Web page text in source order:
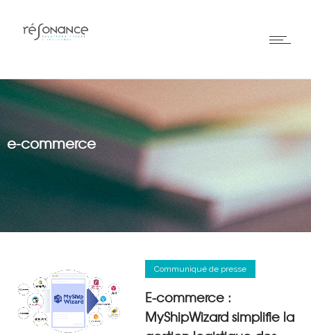
e-commerce
Communiqué de presse
E-commerce :
MyShipWizard simplifie la